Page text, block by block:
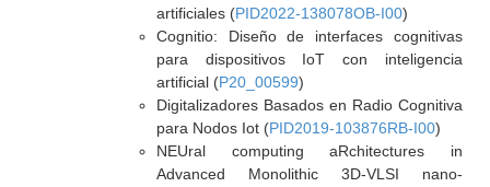
artificiales (PID2022-138078OB-I00)
Cognitio: Diseño de interfaces cognitivas
para dispositivos IoT con inteligencia
artificial (P20_00599)
Digitalizadores Basados en Radio Cognitiva
para Nodos Iot (PID2019-103876RB-I00)
NEUral computing aRchitectures in
Advanced Monolithic 3D-VLSI nano-